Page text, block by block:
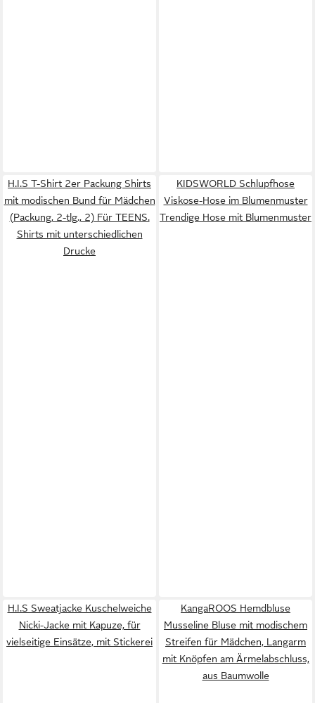
H.I.S T-Shirt 2er Packung Shirts
mit modischen Bund für Mädchen
(Packung, 2-tlg., 2) Für TEENS.
Shirts mit unterschiedlichen
Drucke
KIDSWORLD Schlupfhose
Viskose-Hose im Blumenmuster
Trendige Hose mit Blumenmuster
H.I.S Sweatjacke Kuschelweiche
Nicki-Jacke mit Kapuze, für
vielseitige Einsätze, mit Stickerei
KangaROOS Hemdbluse
Musseline Bluse mit modischem
Streifen für Mädchen, Langarm
mit Knöpfen am Ärmelabschluss,
aus Baumwolle